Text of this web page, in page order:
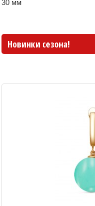
30 мм
Новинки сезона!